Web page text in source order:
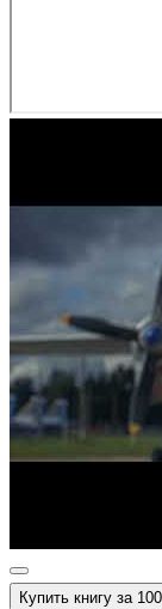
Купить книгу за